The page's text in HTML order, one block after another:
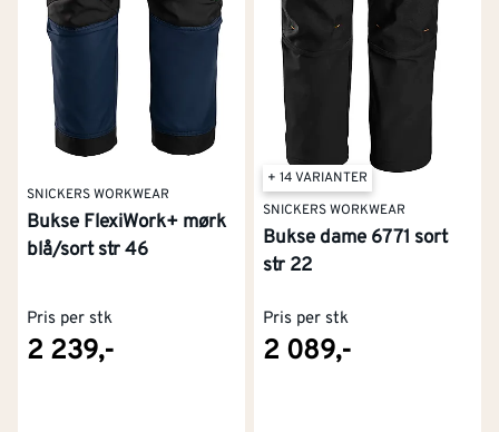
Timbraer et godt alternativ for deg som trenger solide
arbeidsbukser med god funksjonalitet til en fornuftig
pris. De leverer slitesterke bukser som dekker de
grunnleggende behovene til hobbysnekkeren og
håndverkere.
Hold deg tørr med Lyngsøe Rainwear
Når været virkelig er på sitt verste, erLyngsøe
merket du skal se etter. De er spesialister på
vanntett arbeidstøy, og tilbyr funksjonelle regnbukser
som er lette, slitesterke og holder deg tørr og
beskyttet, uansett hvor mye det bøtter ned.
SNICKERS WORKWEAR
Bukse FlexiWork+ mørk
blå/sort str 46
Pris per stk
2 239,-
+ 14 VARIANTER
SNICKERS WORKWEAR
Bukse dame 6771 sort
str 22
Pris per stk
2 089,-